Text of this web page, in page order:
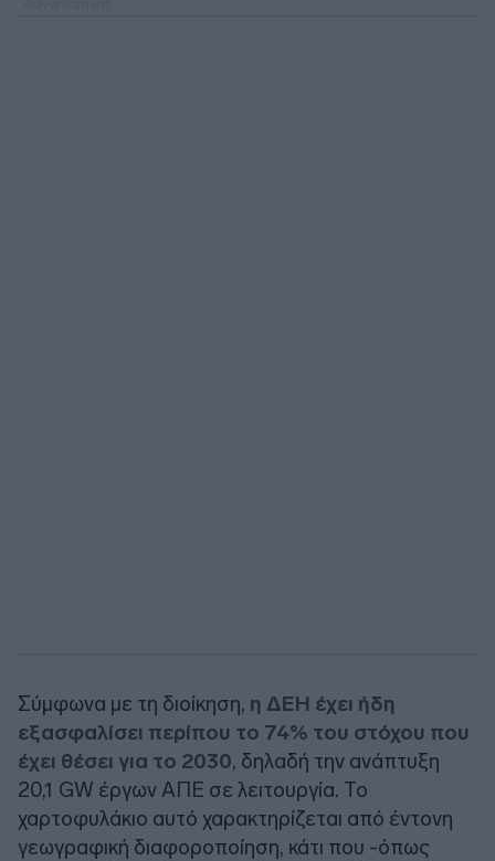
Σύμφωνα με τη διοίκηση, η ΔΕΗ έχει ήδη
εξασφαλίσει περίπου το 74% του στόχου που
έχει θέσει για το 2030, δηλαδή την ανάπτυξη
20,1 GW έργων ΑΠΕ σε λειτουργία. Το
χαρτοφυλάκιο αυτό χαρακτηρίζεται από έντονη
γεωγραφική διαφοροποίηση, κάτι που -όπως